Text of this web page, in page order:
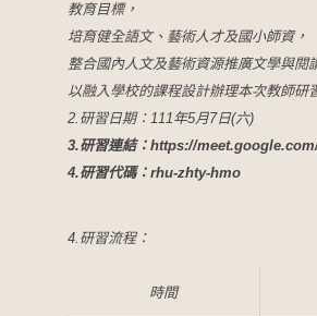
教育目標，
培育健全語文、藝術人才及國小師資，
整合國內人文及藝術資源推廣文學與閱
以融入學校的課程設計辦理本次教師研
2.研習日期：111年5月7日(六)
3.研習連結： https://meet.google.
4.研習代碼： rhu-zhty-hmo
4.研習流程：
時間